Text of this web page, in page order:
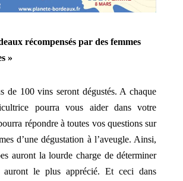
récompensés par des femmes
»
de 100 vins seront dégustés. A chaque
pourra vous aider dans votre
répondre à toutes vos questions sur
d’une dégustation à l’aveugle. Ainsi,
auront la lourde charge de déterminer
le plus apprécié. Et ceci dans